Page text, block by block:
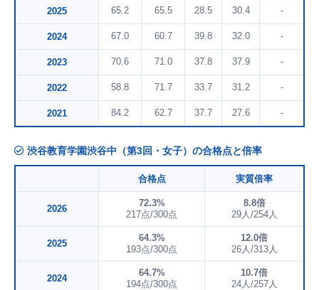
2025 65.2 65.5 28.5 30.4 -
2024 67.0 60.7 39.8 32.0 -
2023 70.6 71.0 37.8 37.9 -
2022 58.8 71.7 33.7 31.2 -
2021 84.2 62.7 37.7 27.6 -
渋谷教育学園渋谷中（第3回・女子）の合格点と倍率
合格点 実質倍率
2026
72.3%
217点/300点
8.8倍
29人/254人
2025
64.3%
193点/300点
12.0倍
26人/313人
2024
64.7%
194点/300点
10.7倍
24人/257人